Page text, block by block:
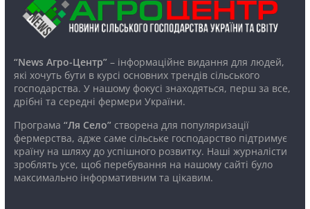
“News Агро-Центр”– інформаційне видання для людей,
які хочуть бути в курсі основних трендів сільського
господарства. У нашому фокусі знаходяться, перш за все,
дрібні та середні фермери України.
Програма “Ля Село”створена для популяризації
фермерства, адже саме сільське господарство підтримує
країну на шляху до успішного розвитку. Наші журналісти
зроблять усе, щоб перебування на нашому сайті було
максимально інформативним та цікавим.